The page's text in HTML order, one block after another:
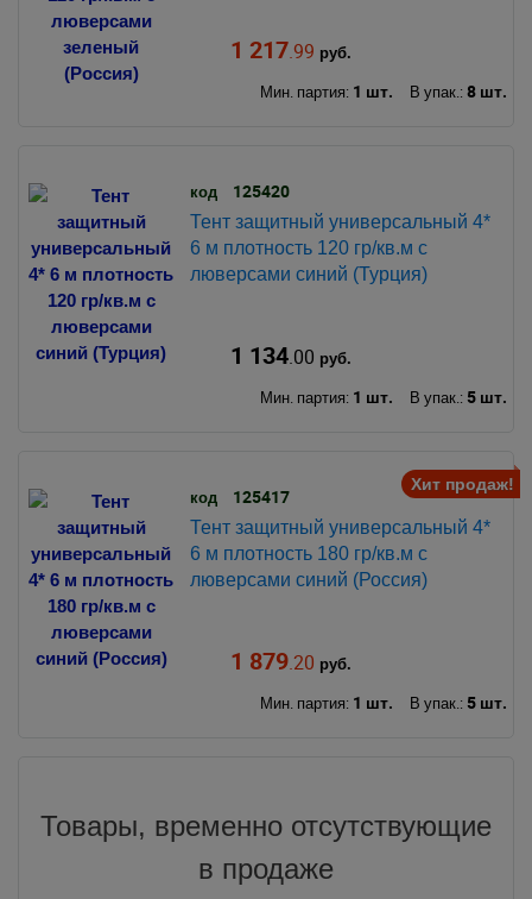
1 217.99 руб.
Мин. партия: 1 шт. В упак.: 8 шт.
код 125420
Тент защитный универсальный 4*
6 м плотность 120 гр/кв.м с
люверсами синий (Турция)
1 134.00 руб.
Мин. партия: 1 шт. В упак.: 5 шт.
Хит продаж!
код 125417
Тент защитный универсальный 4*
6 м плотность 180 гр/кв.м с
люверсами синий (Россия)
1 879.20 руб.
Мин. партия: 1 шт. В упак.: 5 шт.
Товары, временно отсутствующие
в продаже